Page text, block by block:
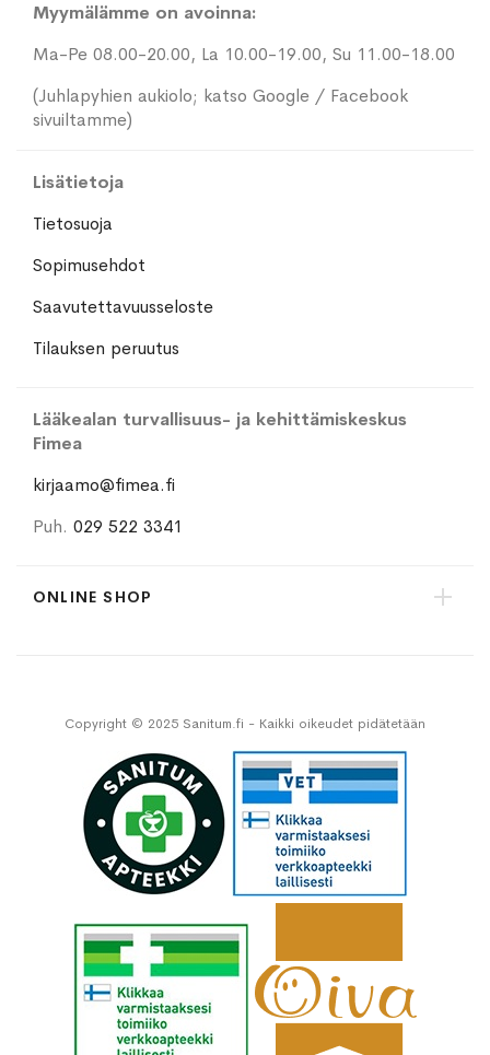
Myymälämme on avoinna:
Ma-Pe 08.00-20.00, La 10.00-19.00, Su 11.00-18.00
(Juhlapyhien aukiolo; katso Google / Facebook
sivuiltamme)
Lisätietoja
Tietosuoja
Sopimusehdot
Saavutettavuusseloste
Tilauksen peruutus
Lääkealan turvallisuus- ja kehittämiskeskus
Fimea
kirjaamo@fimea.fi
Puh. 029 522 3341
ONLINE SHOP
Copyright © 2025 Sanitum.fi - Kaikki oikeudet pidätetään